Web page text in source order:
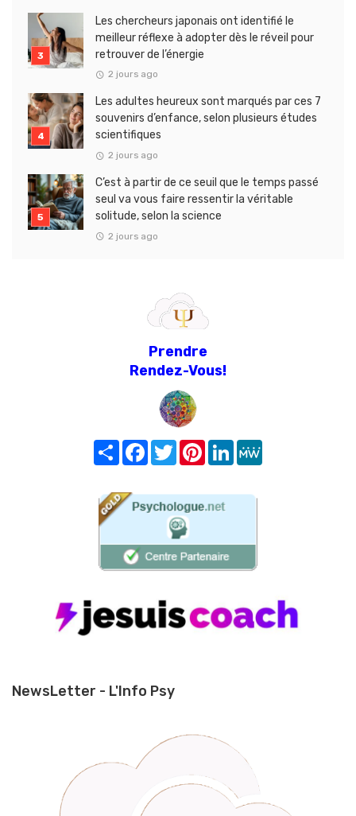
Les chercheurs japonais ont identifié le
meilleur réflexe à adopter dès le réveil pour
retrouver de l’énergie
2 jours ago
Les adultes heureux sont marqués par ces 7
souvenirs d’enfance, selon plusieurs études
scientifiques
2 jours ago
C’est à partir de ce seuil que le temps passé
seul va vous faire ressentir la véritable
solitude, selon la science
2 jours ago
Prendre
Rendez-Vous!
Share FacebookTwitterPinterest
LinkedIn
NewsLetter - L'Info Psy